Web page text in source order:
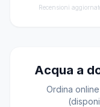
Recensioni
Acqua a
Ordina